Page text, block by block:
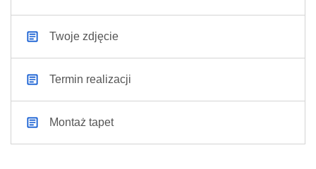
Twoje zdjęcie
Termin realizacji
Montaż tapet